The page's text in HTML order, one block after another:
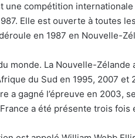
une compétition
Elle est ouverte à toutes
en 1987 en Nouvelle-
monde. La Nouvelle-Zélande
du Sud en 1995, 2007 et
a gagné l’épreuve en 2003,
a été présente trois fois